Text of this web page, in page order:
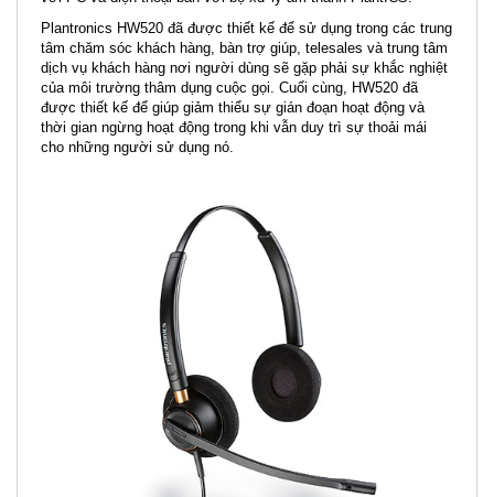
Plantronics HW520 đã được thiết kế để sử dụng trong các trung
tâm chăm sóc khách hàng, bàn trợ giúp, telesales và trung tâm
dịch vụ khách hàng nơi người dùng sẽ gặp phải sự khắc nghiệt
của môi trường thâm dụng cuộc gọi. Cuối cùng, HW520 đã
được thiết kế để giúp giảm thiểu sự gián đoạn hoạt động và
thời gian ngừng hoạt động trong khi vẫn duy trì sự thoải mái
cho những người sử dụng nó.